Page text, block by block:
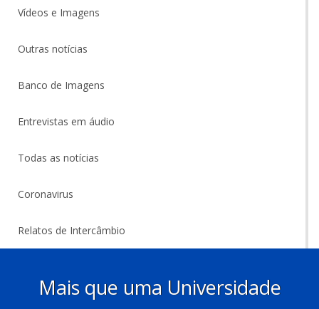
Vídeos e Imagens
Outras notícias
Banco de Imagens
Entrevistas em áudio
Todas as notícias
Coronavirus
Relatos de Intercâmbio
Mais que uma Universidade